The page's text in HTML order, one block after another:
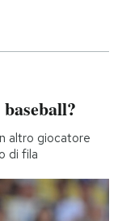
altro giocatore
di fila